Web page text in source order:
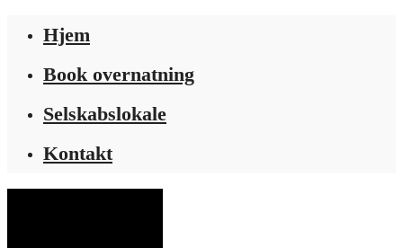
Hjem
Book overnatning
Selskabslokale
Kontakt